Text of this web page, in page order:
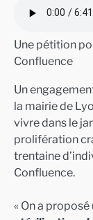
Une pétition
Confluence
Un
la mairie de
vivre dans le
prolifération
trentaine
Confluence.
« On a proposé